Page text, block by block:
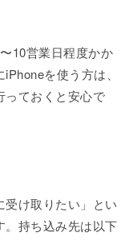
10営業日程度かか
を使う方は、
っておくと安心で
受け取りたい」とい
。持ち込み先は以下